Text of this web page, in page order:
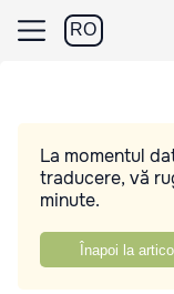
RO
La momentul
traducere, vă
minute.
Înapoi la